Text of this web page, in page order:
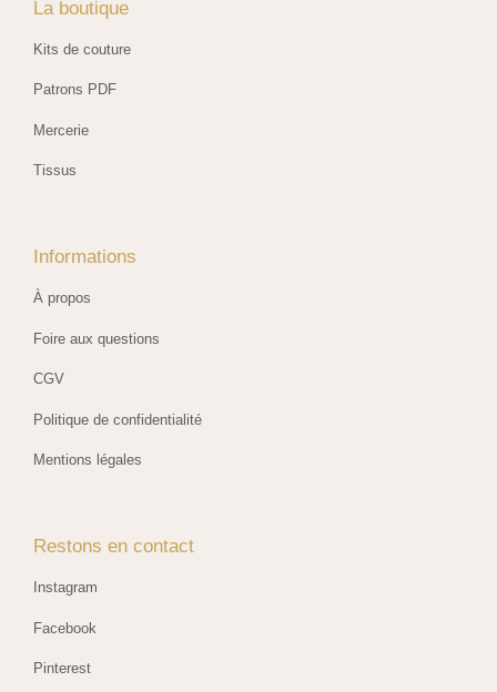
La boutique
Kits de couture
Patrons PDF
Mercerie
Tissus
Informations
À propos
Foire aux questions
CGV
Politique de confidentialité
Mentions légales
Restons en contact
Instagram
Facebook
Pinterest